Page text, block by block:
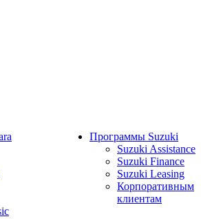
Программы Suzuki
Suzuki Assistance
Suzuki Finance
Suzuki Leasing
Корпоративным
клиентам